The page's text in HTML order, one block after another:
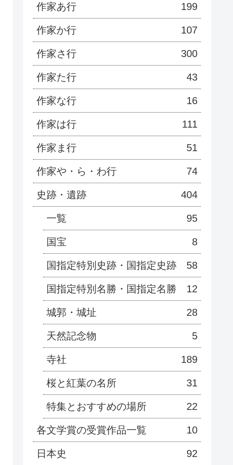
作家あ行 199
作家か行 107
作家さ行 300
作家た行 43
作家な行 16
作家は行 111
作家ま行 51
作家や・ら・わ行 74
史跡・遺跡 404
一覧 95
国宝 8
国指定特別史跡・国指定史跡 58
国指定特別名勝・国指定名勝 12
城郭・城址 28
天然記念物 5
寺社 189
桜と紅葉の名所 31
特集とおすすめの場所 22
各文学賞の受賞作品一覧 10
日本史 92